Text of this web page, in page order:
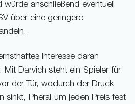
würde anschließend eventuell
über eine geringere
Interesse daran
Mit Darvich steht ein Spieler für
der Tür, wodurch der Druck
sinkt, Pherai um jeden Preis fest